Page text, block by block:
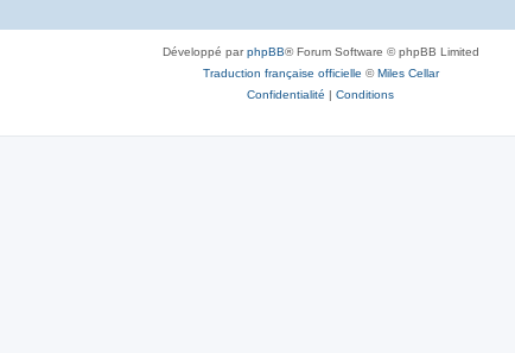
Développé parphpBB® Forum Software © phpBB Limited
Traduction française officielle ©Miles Cellar
Confidentialité | Conditions